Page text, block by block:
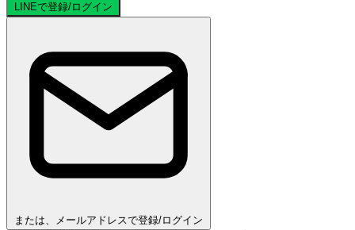
LINEで登録/ログイン
または、メールアドレスで登録/ログイン